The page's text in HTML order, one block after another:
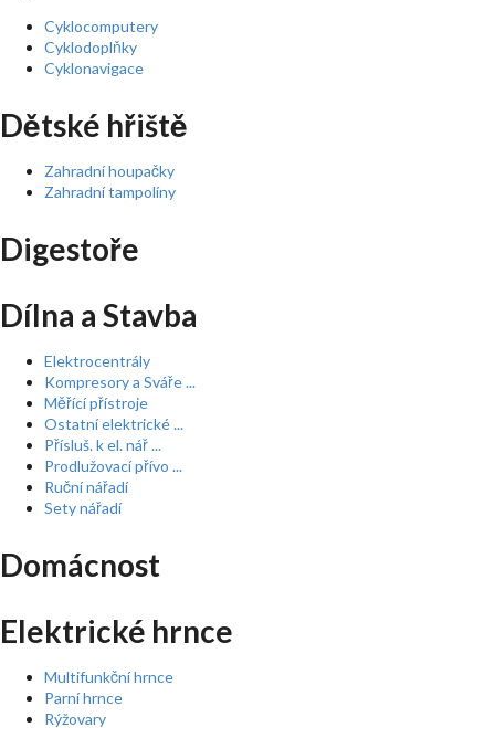
Cyklocomputery
Cyklodoplňky
Cyklonavigace
Dětské hřiště
Zahradní houpačky
Zahradní tampolíny
Digestoře
Dílna a Stavba
Elektrocentrály
Kompresory a Sváře ...
Měřící přístroje
Ostatní elektrické ...
Přísluš. k el. nář ...
Prodlužovací přívo ...
Ruční nářadí
Sety nářadí
Domácnost
Elektrické hrnce
Multifunkční hrnce
Parní hrnce
Rýžovary